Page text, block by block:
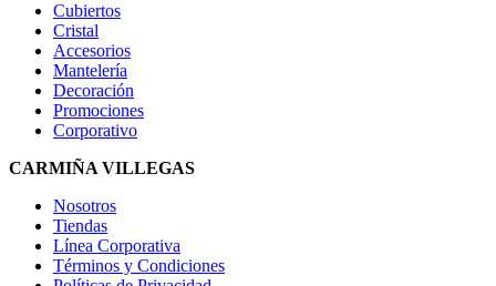
Cubiertos
Cristal
Accesorios
Mantelería
Decoración
Promociones
Corporativo
CARMIÑA VILLEGAS
Nosotros
Tiendas
Línea Corporativa
Términos y Condiciones